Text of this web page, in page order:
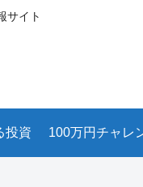
サイト
投資 100万円チャレ